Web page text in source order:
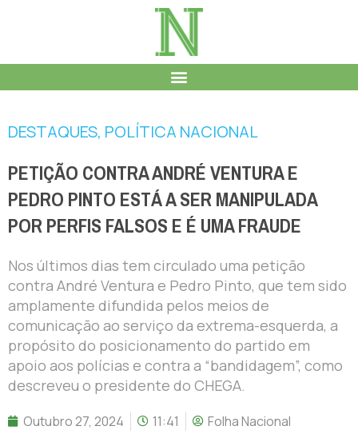
DESTAQUES, POLÍTICA NACIONAL
PETIÇÃO CONTRA ANDRÉ VENTURA E
PEDRO PINTO ESTÁ A SER MANIPULADA
POR PERFIS FALSOS E É UMA FRAUDE
Nos últimos dias tem circulado uma petição
contra André Ventura e Pedro Pinto, que tem sido
amplamente difundida pelos meios de
comunicação ao serviço da extrema-esquerda, a
propósito do posicionamento do partido em
apoio aos polícias e contra a “bandidagem”, como
descreveu o presidente do CHEGA.
Outubro 27, 2024 11:41 Folha Nacional